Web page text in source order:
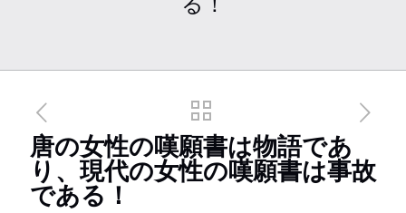
唐の女性の嘆願書は物語であ
り、現代の女性の嘆願書は事故
である！